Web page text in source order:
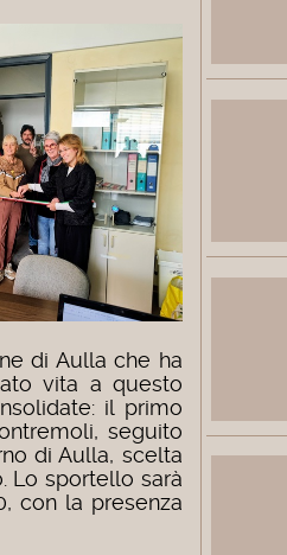
di Aulla che ha
vita a questo
il primo
seguito
di Aulla, scelta
Lo sportello sarà
con la presenza